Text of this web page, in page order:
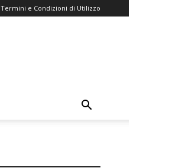
Termini e Condizioni di Utilizzo